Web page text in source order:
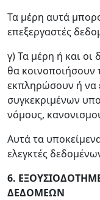
Τα μέρη αυτά
επεξεργαστές
γ) Τα μέρη ή και οι
θα κοινοποιήσουν
εκπληρώσουν ή να
συγκεκριμένων
νόμους,
Αυτά τα
ελεγκτές
6.
ΔΕΔΟΜΕΩΝ